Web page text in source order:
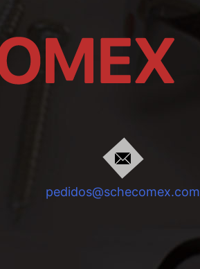
pedidos@schecomex.com